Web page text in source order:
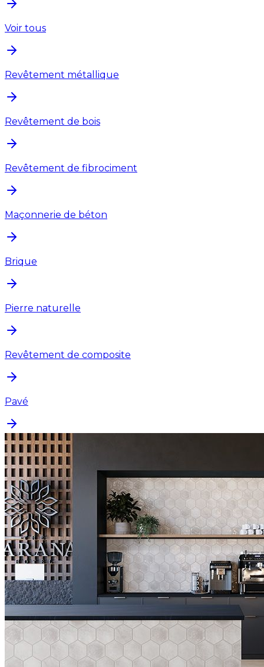
Voir tous
Revêtement métallique
Revêtement de bois
Revêtement de fibrociment
Maçonnerie de béton
Brique
Pierre naturelle
Revêtement de composite
Pavé